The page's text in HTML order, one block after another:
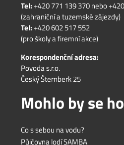
Tel:+420 771 139 370nebo
(zahraniční a tuzemské zájezdy)
Tel:+420 602 517 552
(pro školy a firemní akce)
Korespondenční adresa:
Povoda s.r.o.
Český Šternberk 25
Mohlo by se
Co s sebou na vodu?
Půjčovna lodí SAMBA